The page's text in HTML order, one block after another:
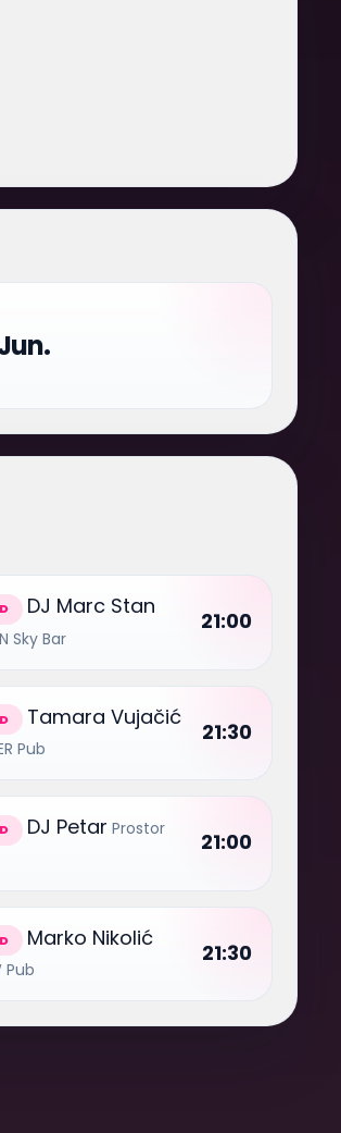
DJ Marc Stan
Sky Bar
21:00
Tamara Vujačić
Pub
21:30
DJ Petar Prostor
21:00
Marko Nikolić
Pub
21:30